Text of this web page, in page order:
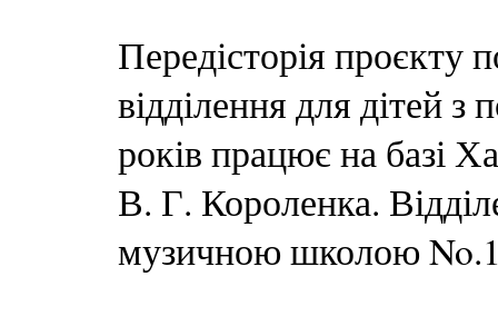
Передісторія проєкту
відділення для дітей
років працює на базі
В. Г. Короленка.
музичною школою